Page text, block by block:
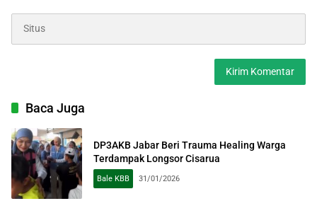
Baca Juga
DP3AKB Jabar Beri Trauma Healing Warga
Terdampak Longsor Cisarua
Bale KBB 31/01/2026